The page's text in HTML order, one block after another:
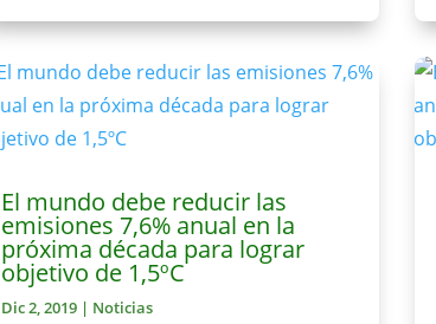
El mundo debe reducir las
emisiones 7,6% anual en la
próxima década para lograr
objetivo de 1,5ºC
Dic 2, 2019| Noticias